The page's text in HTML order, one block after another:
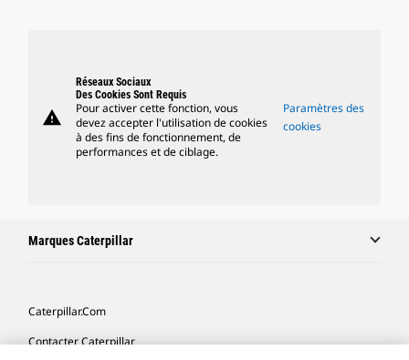
warning
Réseaux Sociaux
Des Cookies Sont Requis
Pour activer cette fonction, vous
devez accepter l'utilisation de cookies
à des fins de fonctionnement, de
performances et de ciblage.
Paramètres des
cookies
Marques Caterpillar
Caterpillar.com
Contacter Caterpillar